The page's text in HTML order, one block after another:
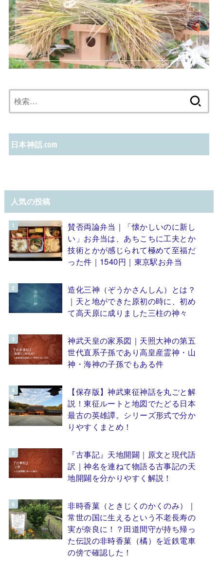
索:
日本神話.com
人気の投稿
賛否両論弁当｜「懐かしいのに新し
い」お弁当は、あちこちに工夫とか
技術とかが感じられて極めて至福だ
った件｜1540円｜東京駅お弁当
造化三神（ぞうかさんしん）とは？
｜天と地ができた原初の時に、初め
て高天原に成りました三柱の神々
神武天皇の家系図｜天照大神の第五
世代直系子孫であり高皇産霊神・山
神・海神の子孫でもある件
【保存版】神武東征神話を丸ごと解
説！東征ルートと地図でたどる日本
最古の英雄譚。シリーズ形式で分か
りやすくまとめ！
『古事記』天地開闢｜原文と現代語
訳｜神名を連ねて物語る古事記の天
地開闢を分かりやすく解説！
非時香菓（ときじくのかくのみ）｜
常世の国に生えるという不老長寿の
実が奈良に！？田道間守が持ち帰っ
た伝説の非時香菓（橘）を近鉄電車
の傍で確認した！